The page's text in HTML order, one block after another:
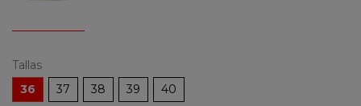
Tallas
36
37 38 39 40